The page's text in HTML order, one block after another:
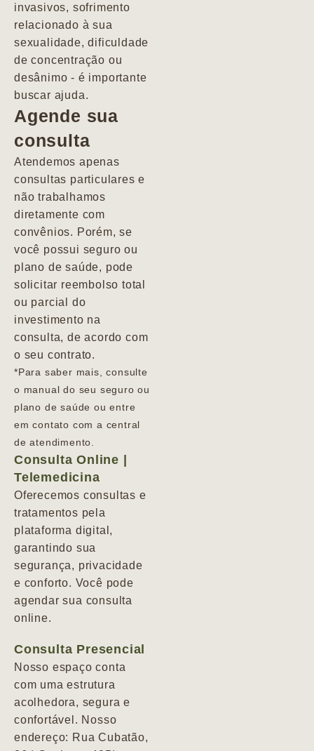
invasivos, sofrimento
relacionado à sua
sexualidade, dificuldade
de concentração ou
desânimo - é importante
buscar ajuda.
Agende sua
consulta
Atendemos apenas
consultas particulares e
não trabalhamos
diretamente com
convênios. Porém, se
você possui seguro ou
plano de saúde, pode
solicitar reembolso total
ou parcial do
investimento na
consulta, de acordo com
o seu contrato.
*Para saber mais, consulte
o manual do seu seguro ou
plano de saúde ou entre
em contato com a central
de atendimento.
Consulta Online |
Telemedicina
Oferecemos consultas e
tratamentos pela
plataforma digital,
garantindo sua
segurança, privacidade
e conforto. Você pode
agendar sua consulta
online.
Consulta Presencial
Nosso espaço conta
com uma estrutura
acolhedora, segura e
confortável. Nosso
endereço: Rua Cubatão,